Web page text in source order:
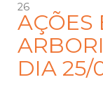
26
AÇÕES
DIA 25/